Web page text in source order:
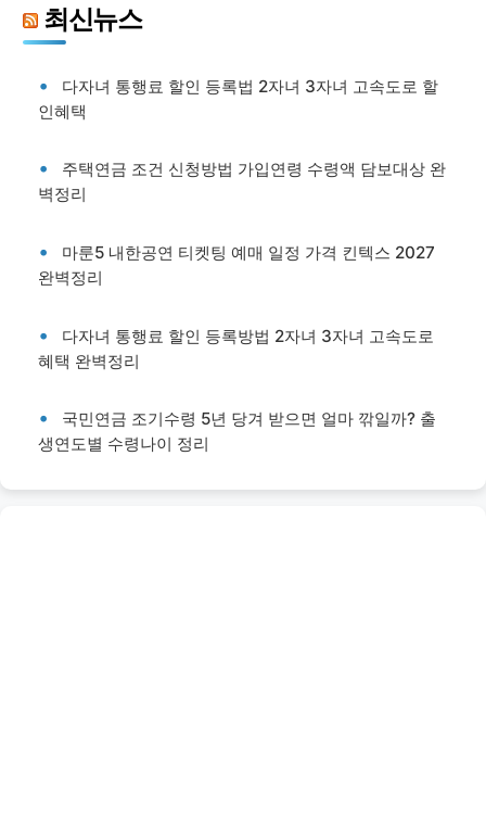
최신뉴스
다자녀 통행료 할인 등록법 2자녀 3자녀 고속도로 할
인혜택
주택연금 조건 신청방법 가입연령 수령액 담보대상 완
벽정리
마룬5 내한공연 티켓팅 예매 일정 가격 킨텍스 2027
완벽정리
다자녀 통행료 할인 등록방법 2자녀 3자녀 고속도로
혜택 완벽정리
국민연금 조기수령 5년 당겨 받으면 얼마 깎일까? 출
생연도별 수령나이 정리